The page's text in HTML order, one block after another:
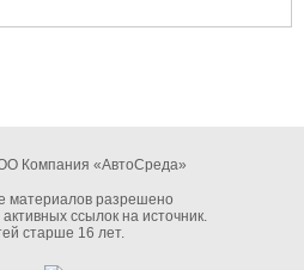
Компания «АвтоСреда»
материалов разрешено
ссылок на источник.
старше 16 лет.